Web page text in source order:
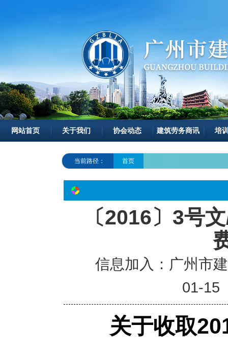
网站首页 关于我们 协会动态 建筑劳务商讯 培
当前路径： 首页
〔2016〕3号
信息加入：广州市
01-15
关于收取